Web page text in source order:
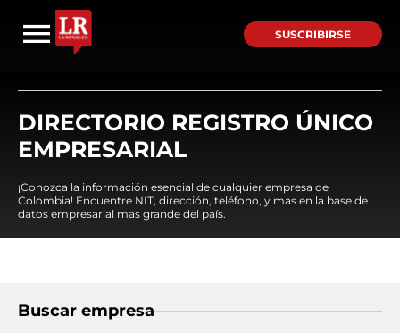
SUSCRIBIRSE
DIRECTORIO REGISTRO ÚNICO
EMPRESARIAL
¡Conozca la información esencial de cualquier empresa de
Colombia! Encuentre NIT, dirección, teléfono, y mas en la base de
datos empresarial mas grande del país.
Buscar empresa